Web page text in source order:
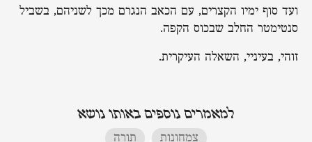
ועד סוף ימיו הקצרים, עם הכאב הנגרם מכך לשניהם, בשביל
סנטימטר החלב שבכוס הקפה.
זוהי, בעיניי, השאלה העיקרית.
למאמרים נוספים באותו נושא
צמחונות תורה